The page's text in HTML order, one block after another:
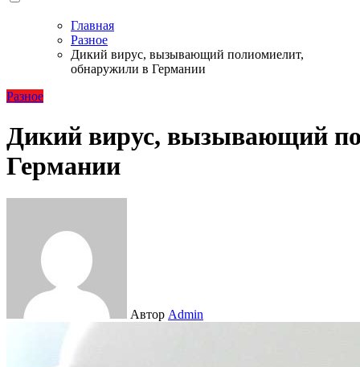
Главная
Разное
Дикий вирус, вызывающий полиомиелит,
обнаружили в Германии
Разное
Дикий вирус, вызывающий
Германии
Автор Admin